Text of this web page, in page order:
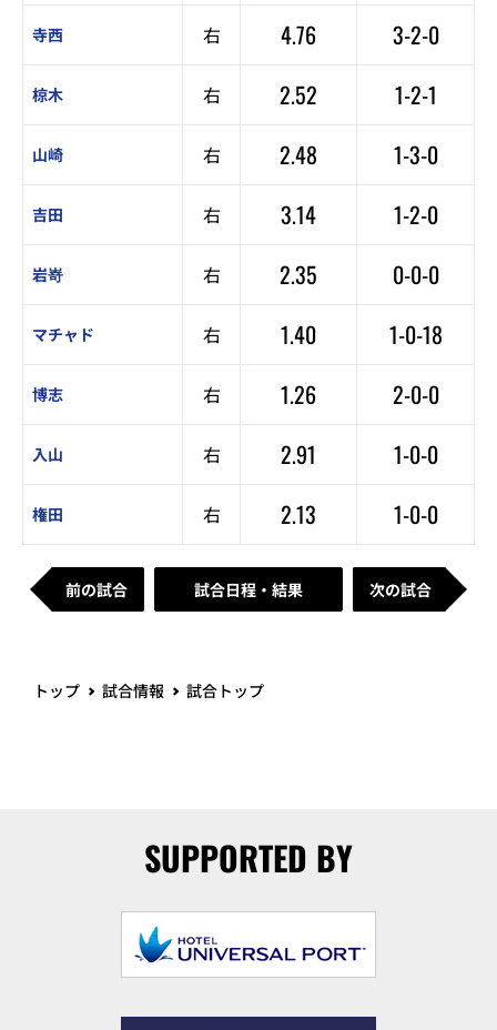
寺西 右 4.76 3-2-0
椋木 右 2.52 1-2-1
山崎 右 2.48 1-3-0
吉田 右 3.14 1-2-0
岩嵜 右 2.35 0-0-0
マチャド 右 1.40 1-0-18
博志 右 1.26 2-0-0
入山 右 2.91 1-0-0
権田 右 2.13 1-0-0
前の試合 試合日程・結果 次の試合
トップ 試合情報 試合トップ
SUPPORTED BY